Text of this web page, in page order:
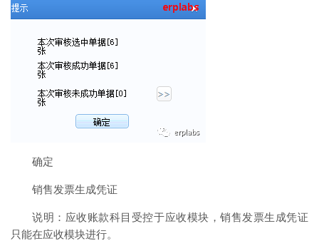
确定
销售发票生成凭证
说明：应收账款科目受控于应收模块，销售发票生成凭证
只能在应收模块进行。